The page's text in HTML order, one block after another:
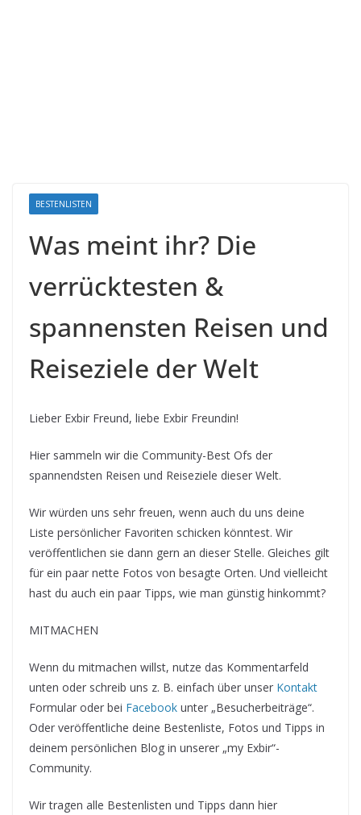
BESTENLISTEN
Was meint ihr? Die
verrücktesten &
spannensten Reisen und
Reiseziele der Welt
Lieber Exbir Freund, liebe Exbir Freundin!
Hier sammeln wir die Community-Best Ofs der
spannendsten Reisen und Reiseziele dieser Welt.
Wir würden uns sehr freuen, wenn auch du uns deine
Liste persönlicher Favoriten schicken könntest. Wir
veröffentlichen sie dann gern an dieser Stelle. Gleiches gilt
für ein paar nette Fotos von besagte Orten. Und vielleicht
hast du auch ein paar Tipps, wie man günstig hinkommt?
MITMACHEN
Wenn du mitmachen willst, nutze das Kommentarfeld
unten oder schreib uns z. B. einfach über unser Kontakt
Formular oder bei Facebook unter „Besucherbeiträge“.
Oder veröffentliche deine Bestenliste, Fotos und Tipps in
deinem persönlichen Blog in unserer „my Exbir“-
Community.
Wir tragen alle Bestenlisten und Tipps dann hier